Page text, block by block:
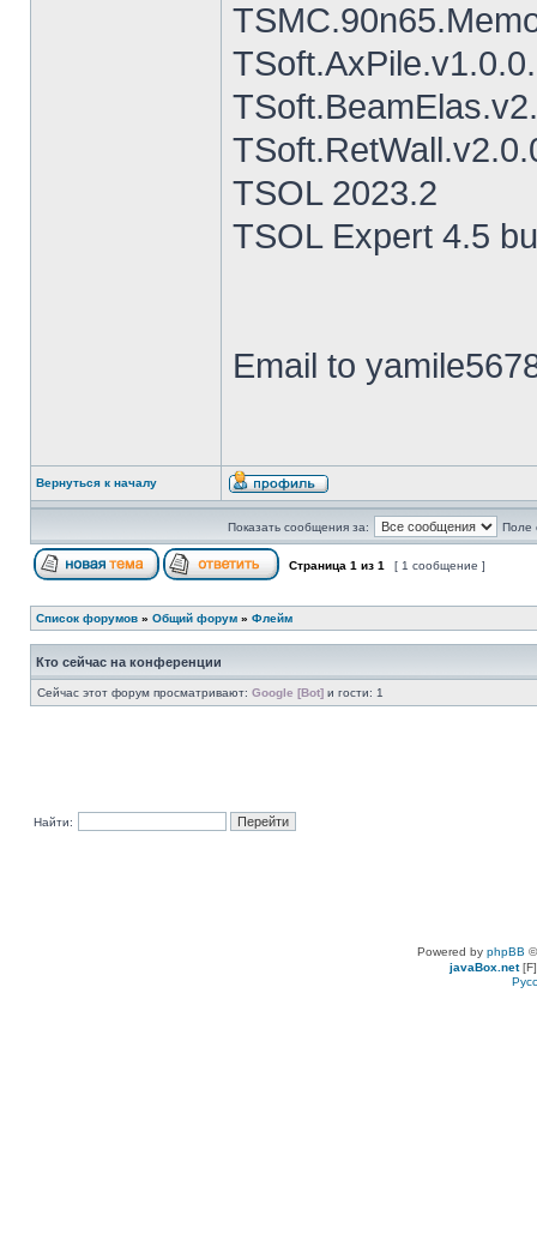
TSOL 2023.2
TSOL Expert 4.5
Email to
Вернуться к началу
Показать сообщения за: Поле
Страница 1 из 1 [ 1 сообщение ]
Список форумов » Общий форум » Флейм
Кто сейчас на конференции
Сейчас этот форум просматривают: Google [Bot] и гости: 1
Найти:
Powered by phpBB
javaBox.net